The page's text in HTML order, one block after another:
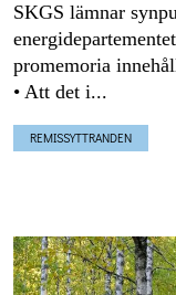
SKGS lämnar
promemoria
• Att det i...
REMISSYTTRANDEN